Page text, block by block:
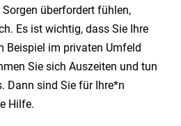
überfordert fühlen,
Es ist wichtig, dass Sie Ihre
Beispiel im privaten Umfeld
Sie sich Auszeiten und tun
Dann sind Sie für Ihre*n
Hilfe.